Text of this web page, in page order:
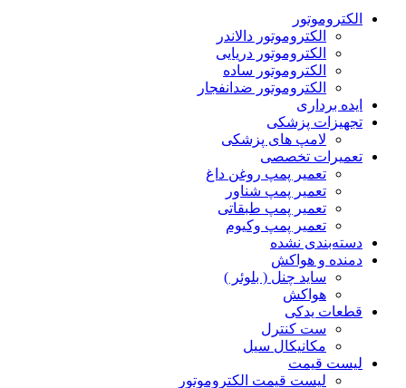
الکتروموتور
الکتروموتور دالاندر
الکتروموتور دریایی
الکتروموتور ساده
الکتروموتور ضدانفجار
ایده برداری
تجهیزات پزشکی
لامپ های پزشکی
تعمیرات تخصصی
تعمیر پمپ روغن داغ
تعمیر پمپ شناور
تعمیر پمپ طبقاتی
تعمیر پمپ وکیوم
دسته‌بندی نشده
دمنده و هواکش
ساید چنل ( بلوئر )
هواکش
قطعات یدکی
ست کنترل
مکانیکال سیل
لیست قیمت
لیست قیمت الکتروموتور